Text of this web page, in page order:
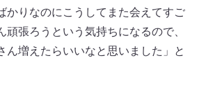
かりなのにこうしてまた会えてすご
頑張ろうという気持ちになるので、
ん増えたらいいなと思いました」と